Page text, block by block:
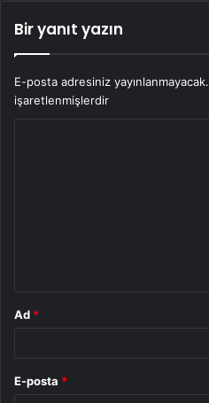
Bir yanıt yazın
E-posta adresiniz yayınlanmayacak.
işaretlenmişlerdir
Ad *
E-posta *